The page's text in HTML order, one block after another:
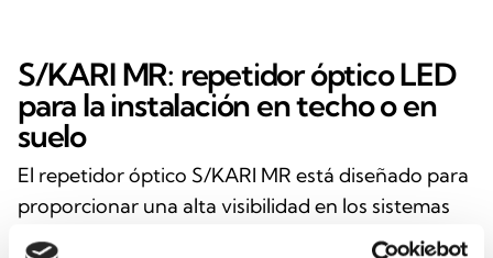
S/KARI MR: repetidor óptico LED
para la instalación en techo o en
suelo
El repetidor óptico S/KARI MR está diseñado para
proporcionar una alta visibilidad en los sistemas
de señalización contra incendios, gracias a su